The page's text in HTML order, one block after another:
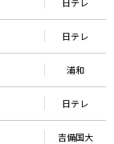
日テレ
浦和
日テレ
吉備国大